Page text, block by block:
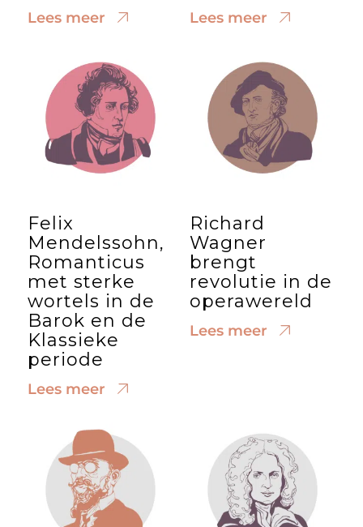
Lees meer Lees meer
Felix
Mendelssohn,
Romanticus
met sterke
wortels in de
Barok en de
Klassieke
periode
Lees meer
Richard
Wagner
brengt
revolutie in de
operawereld
Lees meer